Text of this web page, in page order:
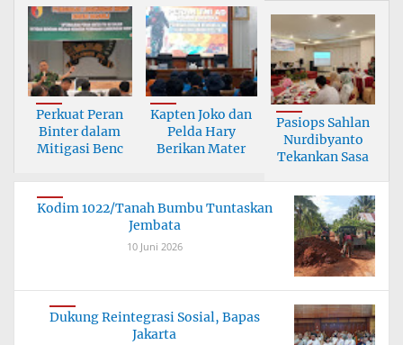
Perkuat Peran
Binter dalam
Mitigasi Benc
Kapten Joko dan
Pelda Hary
Berikan Mater
Pasiops Sahlan
Nurdibyanto
Tekankan Sasa
Kodim 1022/Tanah Bumbu Tuntaskan
Jembata
10 Juni 2026
Dukung Reintegrasi Sosial, Bapas
Jakarta